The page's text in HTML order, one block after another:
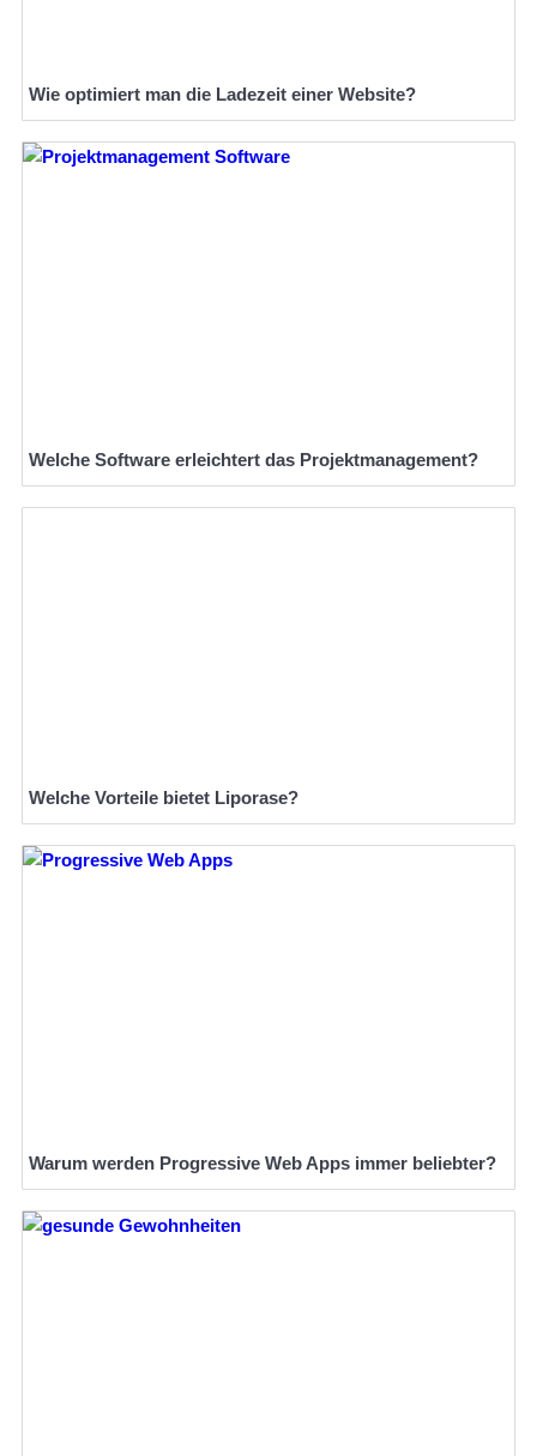
Wie optimiert man die Ladezeit einer Website?
Welche Software erleichtert das Projektmanagement?
Welche Vorteile bietet Liporase?
Warum werden Progressive Web Apps immer beliebter?